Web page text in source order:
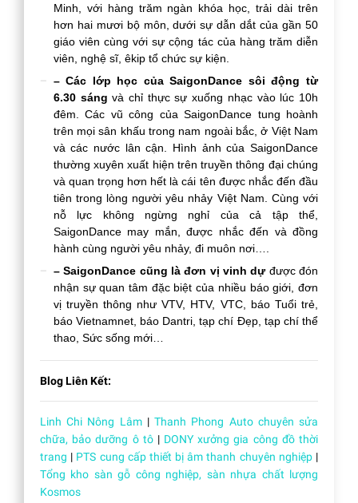
Minh, với hàng trăm ngàn khóa học, trải dài trên
hơn hai mươi bộ môn, dưới sự dẫn dắt của gần 50
giáo viên cùng với sự cộng tác của hàng trăm diễn
viên, nghệ sĩ, êkip tổ chức sự kiện.
– Các lớp học của SaigonDance sôi động từ
6.30 sáng và chỉ thực sự xuống nhạc vào lúc 10h
đêm. Các vũ công của SaigonDance tung hoành
trên mọi sân khấu trong nam ngoài bắc, ở Việt Nam
và các nước lân cận. Hình ảnh của SaigonDance
thường xuyên xuất hiện trên truyền thông đại chúng
và quan trọng hơn hết là cái tên được nhắc đến đầu
tiên trong lòng người yêu nhảy Việt Nam. Cùng với
nỗ lực không ngừng nghỉ của cả tập thể,
SaigonDance may mắn, được nhắc đến và đồng
hành cùng người yêu nhảy, đi muôn nơi….
– SaigonDance cũng là đơn vị vinh dựđược đón
nhận sự quan tâm đặc biệt của nhiều báo giới, đơn
vị truyền thông như VTV, HTV, VTC, báo Tuổi trẻ,
báo Vietnamnet, báo Dantri, tạp chí Đẹp, tạp chí thể
thao, Sức sống mới…
Blog Liên Kết:
Linh Chi Nông Lâm|Thanh Phong Auto chuyên sửa
chữa, bảo dưỡng ô tô| DONY xưởng gia công đồ thời
trang | PTS cung cấp thiết bị âm thanh chuyên nghiệp|
Tổng kho sàn gỗ công nghiệp, sàn nhựa chất lượng
Kosmos